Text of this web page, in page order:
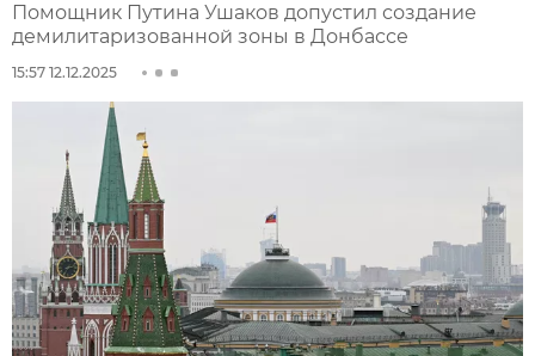
Помощник Путина Ушаков допустил создание
демилитаризованной зоны в Донбассе
15:57 12.12.2025